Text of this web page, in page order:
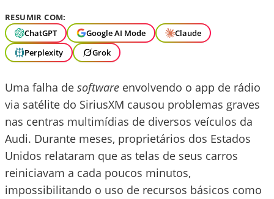
RESUMIR COM:
ChatGPT
Google AI Mode
Claude
Perplexity
Grok
Uma falha de software envolvendo o app de rádio
via satélite do SiriusXM causou problemas graves
nas centras multimídias de diversos veículos da
Audi. Durante meses, proprietários dos Estados
Unidos relataram que as telas de seus carros
reiniciavam a cada poucos minutos,
impossibilitando o uso de recursos básicos como